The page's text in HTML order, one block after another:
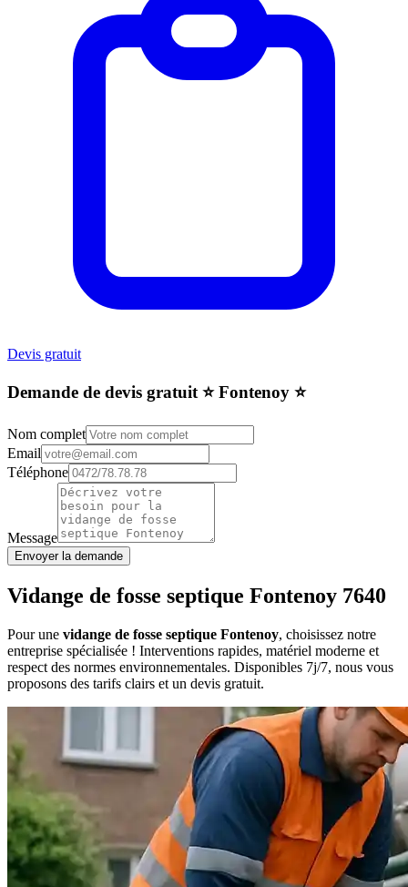
Devis gratuit
Demande de devis gratuit ⭐️ Fontenoy ⭐️
Nom complet
Email
Téléphone
Message
Envoyer la demande
Vidange de fosse septique Fontenoy 7640
Pour une vidange de fosse septique Fontenoy, choisissez notre
entreprise spécialisée ! Interventions rapides, matériel moderne et
respect des normes environnementales. Disponibles 7j/7, nous vous
proposons des tarifs clairs et un devis gratuit.